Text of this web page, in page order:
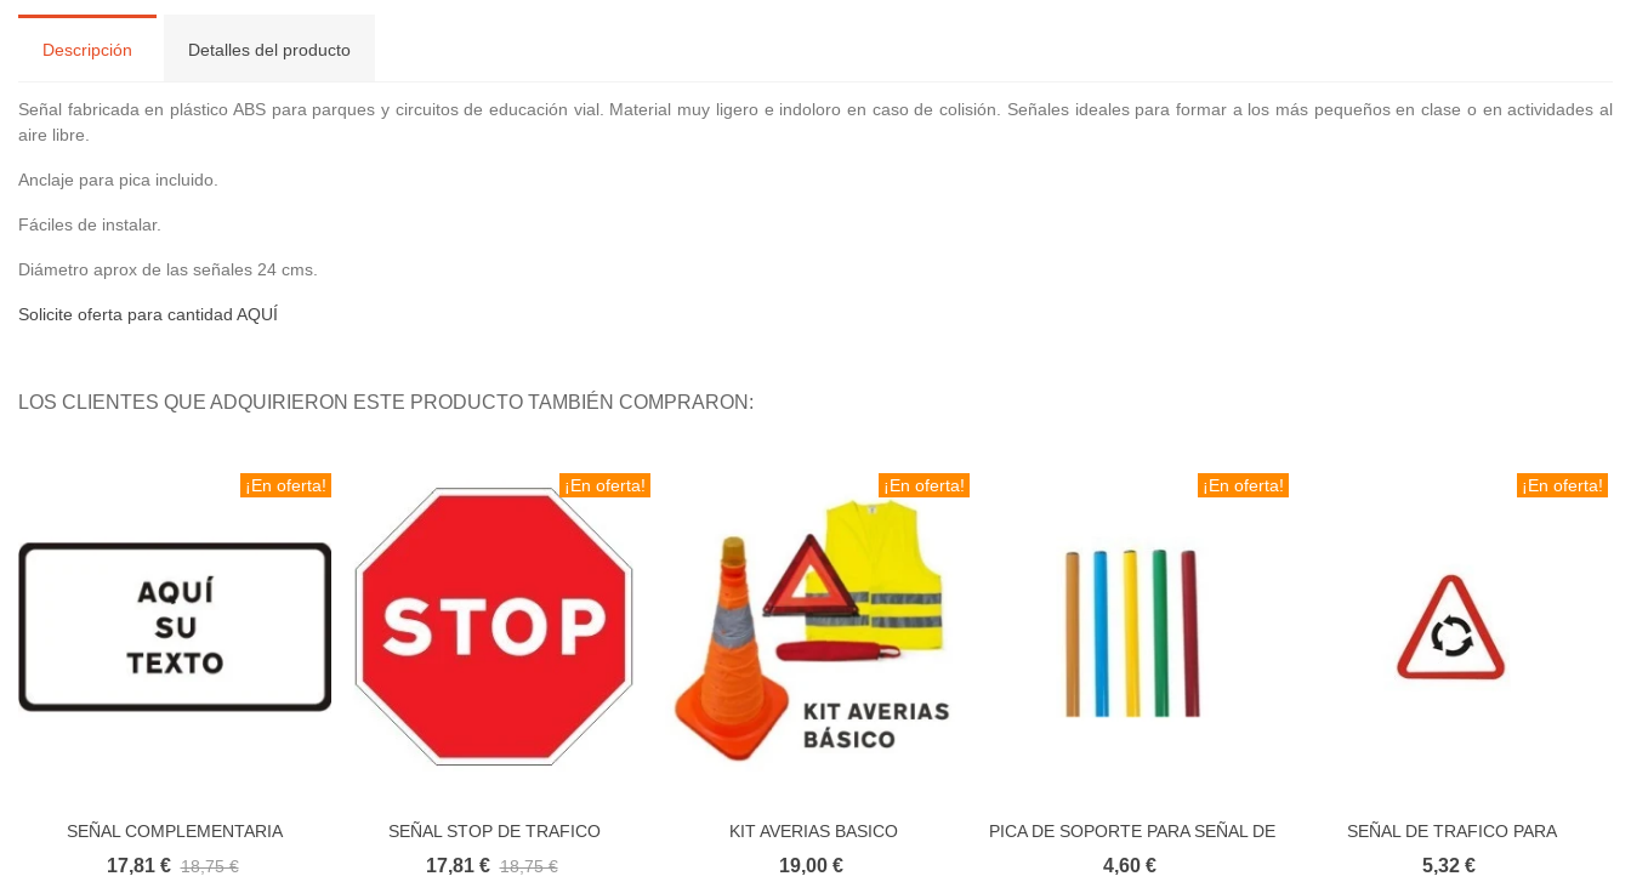
Descripción Detalles del producto
Señal fabricada en plástico ABS para parques y circuitos de educación vial. Material muy ligero e indoloro en caso de colisión. Señales ideales para formar a los más pequeños en clase o en actividades al
aire libre.
Anclaje para pica incluido.
Fáciles de instalar.
Diámetro aprox de las señales 24 cms.
Solicite oferta para cantidad AQUÍ
LOS CLIENTES QUE ADQUIRIERON ESTE PRODUCTO TAMBIÉN COMPRARON:
¡En oferta!
Añadir al carrito
SEÑAL COMPLEMENTARIA
INFORMATIVA
17,81 € 18,75 €
¡En oferta!
Añadir al carrito
SEÑAL STOP DE TRAFICO
ECONOMICA
17,81 € 18,75 €
¡En oferta!
Añadir al carrito
KIT AVERIAS BASICO
19,00 €
¡En oferta!
Añadir al carrito
PICA DE SOPORTE PARA SEÑAL DE
EDUCACION VIAL
4,60 €
¡En oferta!
Añadir al carrito
SEÑAL DE TRAFICO PARA
EDUCACION VIAL PELIGRO
5,32 €